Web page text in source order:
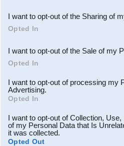
Downstream Participants
third parties.
I want to opt-out of the Sharing of
Opted In
I want to opt-out of the Sale of my
Opted In
I want to opt-out of processing my
Advertising.
Opted In
I want to opt-out of Collection,
of my Personal Data that Is
it was collected.
Opted Out